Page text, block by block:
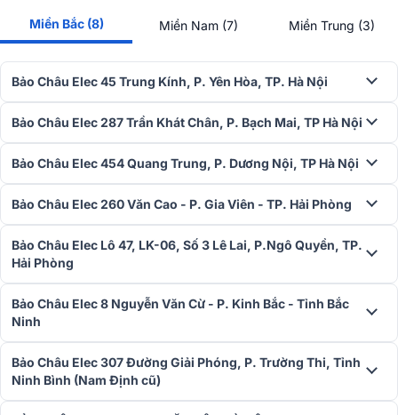
Miền Bắc (8) Miền Nam (7) Miền Trung (3)
Bảo Châu Elec 45 Trung Kính, P. Yên Hòa, TP. Hà Nội
Bảo Châu Elec 287 Trần Khát Chân, P. Bạch Mai, TP Hà Nội
Bảo Châu Elec 454 Quang Trung, P. Dương Nội, TP Hà Nội
Bảo Châu Elec 260 Văn Cao - P. Gia Viên - TP. Hải Phòng
Bảo Châu Elec Lô 47, LK-06, Số 3 Lê Lai, P.Ngô Quyền, TP.
Hải Phòng
Bảo Châu Elec 8 Nguyễn Văn Cừ - P. Kinh Bắc - Tỉnh Bắc
Ninh
Bảo Châu Elec 307 Đường Giải Phóng, P. Trường Thi, Tỉnh
Ninh Bình (Nam Định cũ)